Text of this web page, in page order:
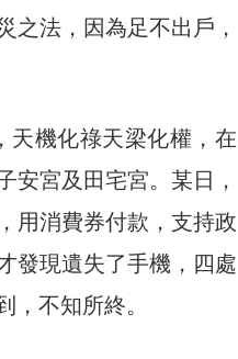
之法，因為足不出戶，
天機化祿天梁化權，在
安宮及田宅宮。某日，
用消費券付款，支持政
發現遺失了手機，四處
不知所終。